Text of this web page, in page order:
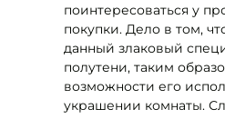
поинтересоваться у
покупки. Дело в том,
данный злаковый
полутени, таким
возможности его
украшении комнаты.